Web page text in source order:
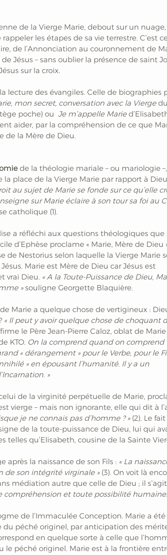
de la Vierge Marie, debout sur un
les étapes de sa vie terrestre. C’est
de l’Annonciation au couronnement de
Jésus – sans oublier la présence de saint
sur la croix.
lecture des évangiles. Celle de biographies
mon secret, conversation avec la Vierge
poche) ou Je m’appelle Marie
aider, par la compréhension de ce que
de la Mère de Dieu.
de la théologie mariale – ou mariologie
place de la Vierge Marie par rapport à
au sujet de Marie se fonde sur ce qu’elle
sur Marie éclaire à son tour sa foi au
catholique (1).
a réfléchi aux questions théologiques que
d’Ephèse proclame « Marie, Mère de Dieu
de Nestorius selon laquelle la Vierge Marie
Marie est Mère de Dieu car Jésus est
vrai Dieu. « A la Toute-Puissance de Dieu,
» souligne Georgette Blaquière.
Marie a quelque chose de vertigineux :
« Il peut y avoir quelque chose de choquant
le Père Jean-Pierre Caloz, oblat de Marie
KTO. On la comprend quand on comprend
« dérangement » pour le Verbe, pour le
» en épousant l’humanité. Il y a un
»
de la virginité perpétuelle de Marie,
vierge – mais non ignorante, elle qui dit à
je ne connais pas d’homme ? » (2). Le
de la toute-puissance de Dieu, lui qui
telles qu’Elisabeth, cousine de la Sainte
après la naissance de son Fils : « La
de son intégrité virginale » (3). On voit là
médiation autre que celle de Dieu ; il
compréhension et toute possibilité
de l’Immaculée Conception. Marie a été
du péché originel, par anticipation des
en quelque sorte à celle que
le péché originel. Marie est à la frontière